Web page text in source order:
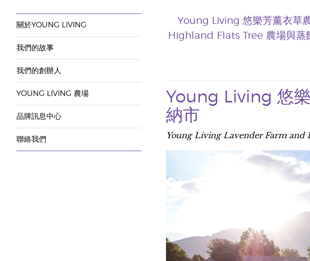
關於YOUNG LIVING
我們的故事
我們的創辦人
YOUNG LIVING 農場
品牌訊息中心
聯絡我們
Young Living 悠樂芳薰衣草
Highland Flats Tree 農場與蒸
Young Living 悠
納市
Young Living Lavender Farm